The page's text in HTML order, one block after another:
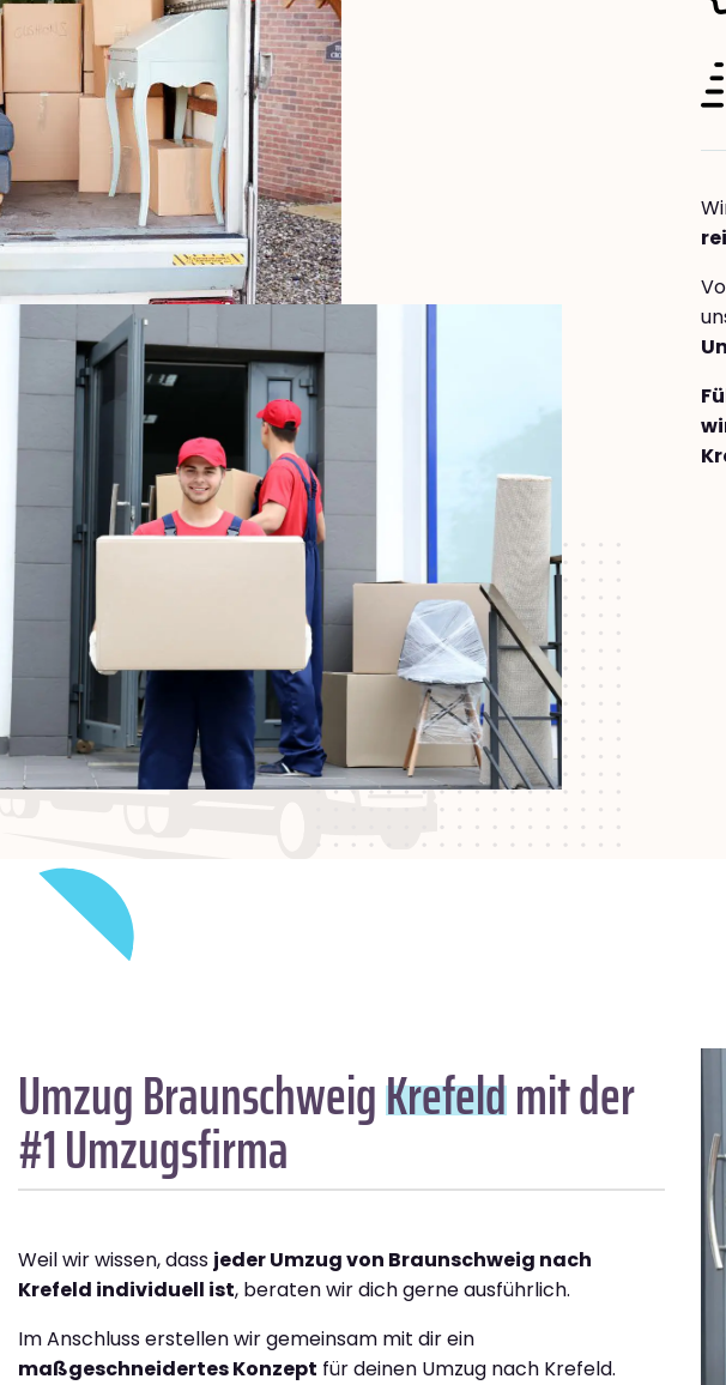
Umzug BraunschweigKrefeldmit der
#1 Umzugsfirma
Weil wir wissen, dass jeder Umzug von Braunschweig nach
Krefeld individuell ist, beraten wir dich gerne ausführlich.
Im Anschluss erstellen wir gemeinsam mit dir ein
maßgeschneidertes Konzept für deinen Umzug nach Krefeld.